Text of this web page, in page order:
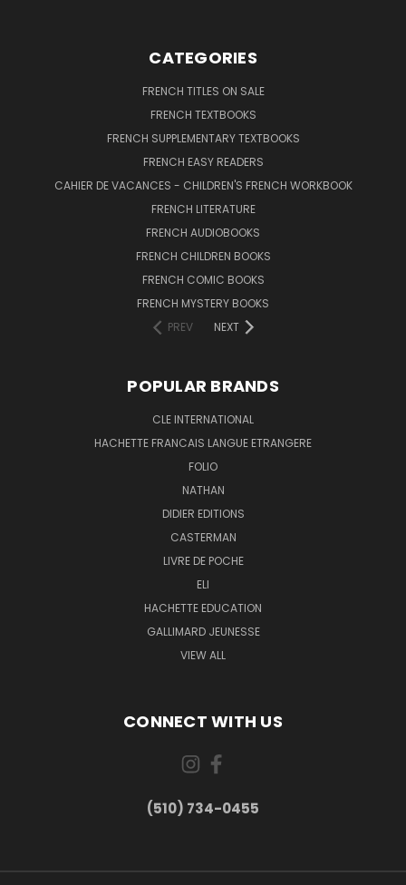
CATEGORIES
FRENCH TITLES ON SALE
FRENCH TEXTBOOKS
FRENCH SUPPLEMENTARY TEXTBOOKS
FRENCH EASY READERS
CAHIER DE VACANCES - CHILDREN'S FRENCH WORKBOOK
FRENCH LITERATURE
FRENCH AUDIOBOOKS
FRENCH CHILDREN BOOKS
FRENCH COMIC BOOKS
FRENCH MYSTERY BOOKS
PREV
NEXT
POPULAR BRANDS
CLE INTERNATIONAL
HACHETTE FRANCAIS LANGUE ETRANGERE
FOLIO
NATHAN
DIDIER EDITIONS
CASTERMAN
LIVRE DE POCHE
ELI
HACHETTE EDUCATION
GALLIMARD JEUNESSE
VIEW ALL
CONNECT WITH US
(510) 734-0455